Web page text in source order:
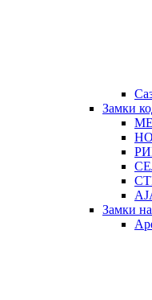
Замки
Замки